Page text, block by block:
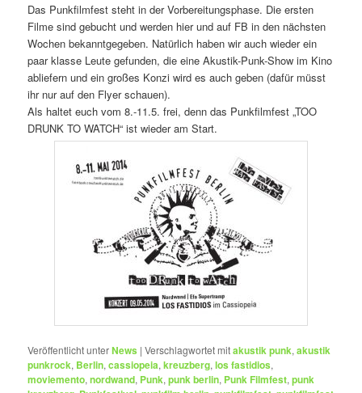
Das Punkfilmfest steht in der Vorbereitungsphase. Die ersten
Filme sind gebucht und werden hier und auf FB in den nächsten
Wochen bekanntgegeben. Natürlich haben wir auch wieder ein
paar klasse Leute gefunden, die eine Akustik-Punk-Show im Kino
abliefern und ein großes Konzi wird es auch geben (dafür müsst
ihr nur auf den Flyer schauen).
Als haltet euch vom 8.-11.5. frei, denn das Punkfilmfest „TOO
DRUNK TO WATCH“ ist wieder am Start.
Veröffentlicht unterNews |Verschlagwortet mitakustik punk,akustik
punkrock, Berlin,cassiopeia,kreuzberg,los fastidios,
moviemento,nordwand, Punk,punk berlin, Punk Filmfest,punk